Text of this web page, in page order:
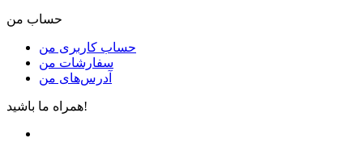
حساب من
حساب کاربری من
سفارشات من
آدرس‌های من
همراه ما باشید!